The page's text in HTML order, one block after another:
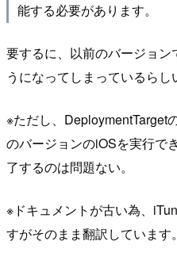
能する必要があります。
要するに、以前のバージョ
うになってしまっているらし
※ただし、DeploymentTarget
のバージョンのiOSを実行で
了するのは問題ない。
※ドキュメントが古い為、
すがそのまま翻訳しています。